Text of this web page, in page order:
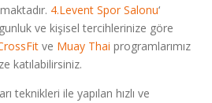
4.Levent Spor Salonu‘
ve kişisel tercihlerinize göre
ve Muay Thai programlarımız
katılabilirsiniz.
teknikleri ile yapılan hızlı ve